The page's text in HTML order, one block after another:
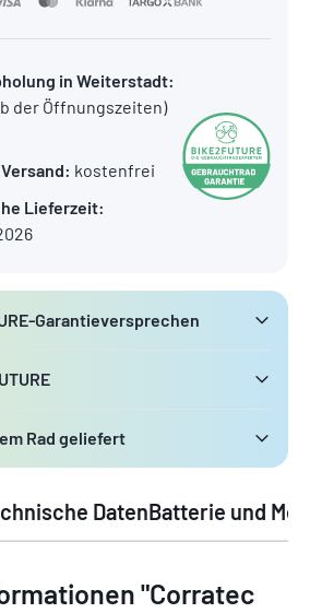
in Weiterstadt:
der Öffnungszeiten)
kostenfrei
Lieferzeit:
Garantieversprechen
Rad geliefert
DatenBatterie und
"Corratec